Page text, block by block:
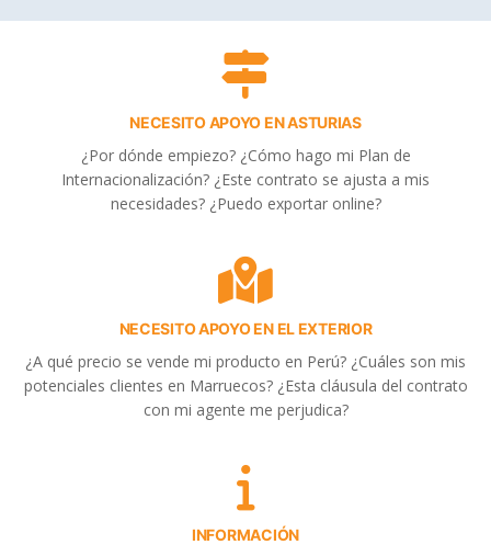
NECESITO APOYO EN ASTURIAS
¿Por dónde empiezo? ¿Cómo hago mi Plan de
Internacionalización? ¿Este contrato se ajusta a mis
necesidades? ¿Puedo exportar online?
NECESITO APOYO EN EL EXTERIOR
¿A qué precio se vende mi producto en Perú? ¿Cuáles son mis
potenciales clientes en Marruecos? ¿Esta cláusula del contrato
con mi agente me perjudica?
INFORMACIÓN